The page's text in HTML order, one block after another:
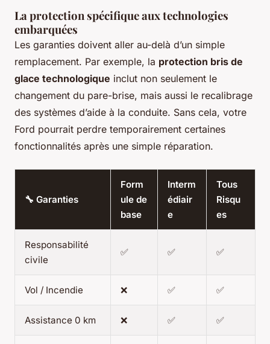
La protection spécifique aux technologies
embarquées
Les garanties doivent aller au-delà d’un simple
remplacement. Par exemple, la protection bris de
glace technologique inclut non seulement le
changement du pare-brise, mais aussi le recalibrage
des systèmes d’aide à la conduite. Sans cela, votre
Ford pourrait perdre temporairement certaines
fonctionnalités après une simple réparation.
🔧 Garanties
Form
ule de
base
Interm
édiair
e
Tous
Risqu
es
Responsabilité
civile
✅ ✅ ✅
Vol / Incendie ❌ ✅ ✅
Assistance 0 km ❌ ✅ ✅